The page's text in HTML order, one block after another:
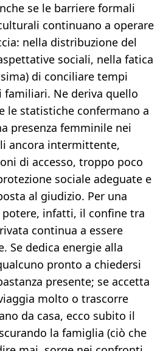
se le barriere formali
continuano a operare
nella distribuzione del
sociali, nella fatica
di conciliare tempi
Ne deriva quello
le statistiche confermano a
presenza femminile nei
ancora intermittente,
di accesso, troppo poco
sociale adeguate e
al giudizio. Per una
infatti, il confine tra
continua a essere
Se dedica energie alla
pronto a chiedersi
presente; se accetta
molto o trascorre
da casa, ecco subito il
la famiglia (ciò che